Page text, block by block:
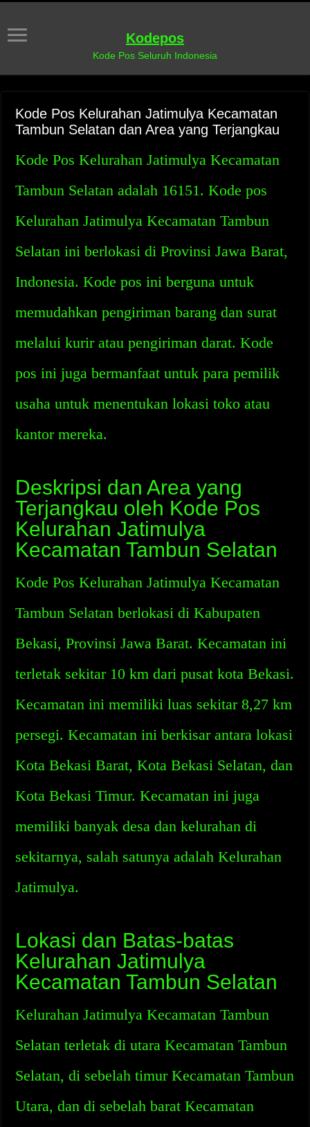
Kodepos
Kode Pos Seluruh Indonesia
Kode Pos Kelurahan Jatimulya Kecamatan
Tambun Selatan dan Area yang Terjangkau
Kode Pos Kelurahan Jatimulya Kecamatan
Tambun Selatan adalah 16151. Kode pos
Kelurahan Jatimulya Kecamatan Tambun
Selatan ini berlokasi di Provinsi Jawa Barat,
Indonesia. Kode pos ini berguna untuk
memudahkan pengiriman barang dan surat
melalui kurir atau pengiriman darat. Kode
pos ini juga bermanfaat untuk para pemilik
usaha untuk menentukan lokasi toko atau
kantor mereka.
Deskripsi dan Area yang
Terjangkau oleh Kode Pos
Kelurahan Jatimulya
Kecamatan Tambun Selatan
Kode Pos Kelurahan Jatimulya Kecamatan
Tambun Selatan berlokasi di Kabupaten
Bekasi, Provinsi Jawa Barat. Kecamatan ini
terletak sekitar 10 km dari pusat kota Bekasi.
Kecamatan ini memiliki luas sekitar 8,27 km
persegi. Kecamatan ini berkisar antara lokasi
Kota Bekasi Barat, Kota Bekasi Selatan, dan
Kota Bekasi Timur. Kecamatan ini juga
memiliki banyak desa dan kelurahan di
sekitarnya, salah satunya adalah Kelurahan
Jatimulya.
Lokasi dan Batas-batas
Kelurahan Jatimulya
Kecamatan Tambun Selatan
Kelurahan Jatimulya Kecamatan Tambun
Selatan terletak di utara Kecamatan Tambun
Selatan, di sebelah timur Kecamatan Tambun
Utara, dan di sebelah barat Kecamatan